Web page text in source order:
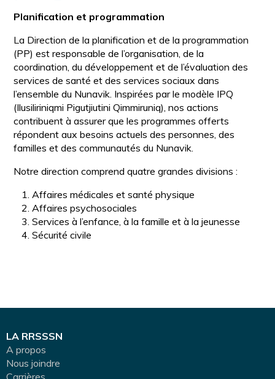
Planification et programmation
La Direction de la planification et de la programmation
(PP) est responsable de l’organisation, de la
coordination, du développement et de l’évaluation des
services de santé et des services sociaux dans
l’ensemble du Nunavik. Inspirées par le modèle IPQ
(Ilusiliriniqmi Pigutjiutini Qimmiruniq), nos actions
contribuent à assurer que les programmes offerts
répondent aux besoins actuels des personnes, des
familles et des communautés du Nunavik.
Notre direction comprend quatre grandes divisions :
Affaires médicales et santé physique
Affaires psychosociales
Services à l’enfance, à la famille et à la jeunesse
Sécurité civile
LA RRSSSN
A propos
Nous joindre
Carrières